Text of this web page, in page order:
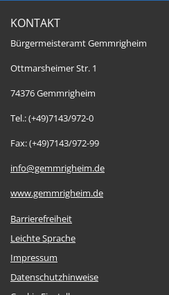
KONTAKT
Bürgermeisteramt Gemmrigheim
Ottmarsheimer Str. 1
74376 Gemmrigheim
Tel.: (+49)7143/972-0
Fax: (+49)7143/972-99
info@gemmrigheim.de
www.gemmrigheim.de
Barrierefreiheit
Leichte Sprache
Impressum
Datenschutzhinweise